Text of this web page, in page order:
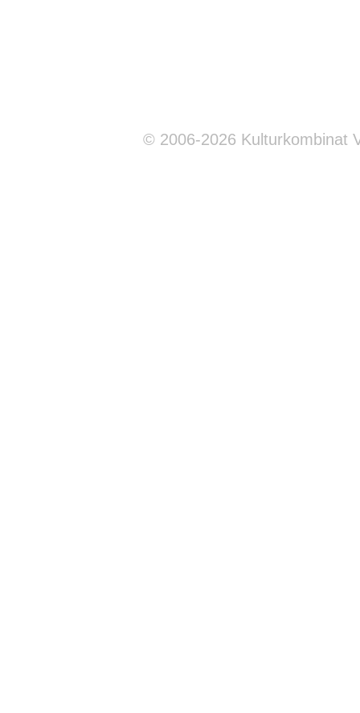
© 2006-2026